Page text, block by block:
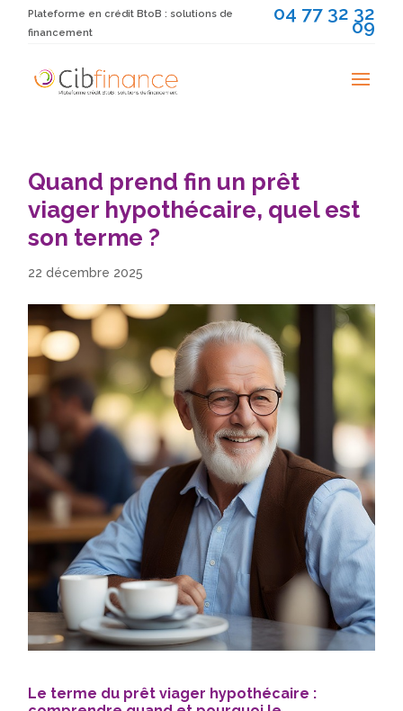
Plateforme en crédit BtoB : solutions de
financement
04 77 32 32
09
Quand prend fin un prêt
viager hypothécaire, quel est
son terme ?
22 décembre 2025
Le terme du prêt viager hypothécaire :